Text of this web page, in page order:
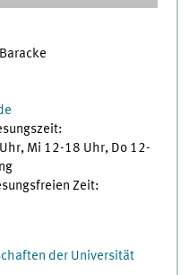
Mi 12-18 Uhr, Do 12-
Zeit:
der Universität